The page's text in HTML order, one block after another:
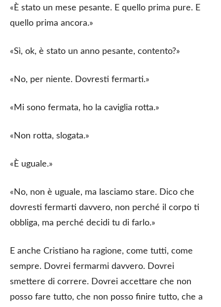
«È stato un mese pesante. E quello prima pure. E
quello prima ancora.»
«Sì, ok, è stato un anno pesante, contento?»
«No, per niente. Dovresti fermarti.»
«Mi sono fermata, ho la caviglia rotta.»
«Non rotta, slogata.»
«È uguale.»
«No, non è uguale, ma lasciamo stare. Dico che
dovresti fermarti davvero, non perché il corpo ti
obbliga, ma perché decidi tu di farlo.»
E anche Cristiano ha ragione, come tutti, come
sempre. Dovrei fermarmi davvero. Dovrei
smettere di correre. Dovrei accettare che non
posso fare tutto, che non posso finire tutto, che a